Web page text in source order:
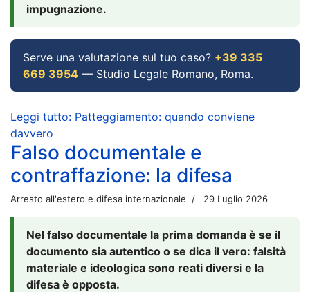
impugnazione.
Serve una valutazione sul tuo caso? +39 335
669 3954 — Studio Legale Romano, Roma.
Leggi tutto: Patteggiamento: quando conviene
davvero
Falso documentale e
contraffazione: la difesa
Arresto all'estero e difesa internazionale 29 Luglio 2026
Nel falso documentale la prima domanda è se il
documento sia autentico o se dica il vero: falsità
materiale e ideologica sono reati diversi e la
difesa è opposta.